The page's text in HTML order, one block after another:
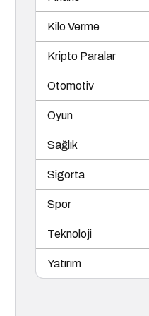
Kilo Verme
Kripto Paralar
Otomotiv
Oyun
Sağlık
Sigorta
Spor
Teknoloji
Yatırım